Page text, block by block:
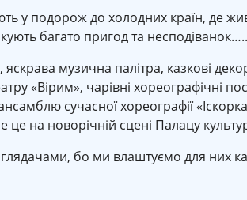
у подорож до холодних країн, де
багато пригод та несподіванок…..
музична палітра, казкові
«Вірим», чарівні хореографічні
сучасної хореографії
на новорічній сцені Палацу
бо ми влаштуємо для них